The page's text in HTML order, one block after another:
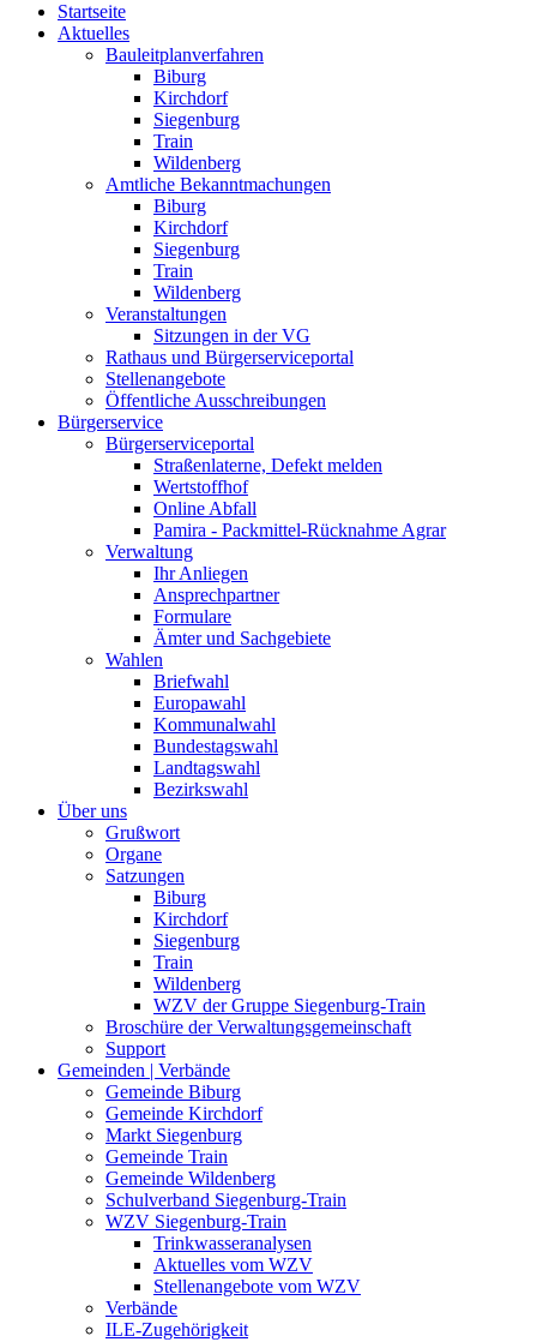
Startseite
Aktuelles
Bauleitplanverfahren
Biburg
Kirchdorf
Siegenburg
Train
Wildenberg
Amtliche Bekanntmachungen
Biburg
Kirchdorf
Siegenburg
Train
Wildenberg
Veranstaltungen
Sitzungen in der VG
Rathaus und Bürgerserviceportal
Stellenangebote
Öffentliche Ausschreibungen
Bürgerservice
Bürgerserviceportal
Straßenlaterne, Defekt melden
Wertstoffhof
Online Abfall
Pamira - Packmittel-Rücknahme Agrar
Verwaltung
Ihr Anliegen
Ansprechpartner
Formulare
Ämter und Sachgebiete
Wahlen
Briefwahl
Europawahl
Kommunalwahl
Bundestagswahl
Landtagswahl
Bezirkswahl
Über uns
Grußwort
Organe
Satzungen
Biburg
Kirchdorf
Siegenburg
Train
Wildenberg
WZV der Gruppe Siegenburg-Train
Broschüre der Verwaltungsgemeinschaft
Support
Gemeinden | Verbände
Gemeinde Biburg
Gemeinde Kirchdorf
Markt Siegenburg
Gemeinde Train
Gemeinde Wildenberg
Schulverband Siegenburg-Train
WZV Siegenburg-Train
Trinkwasseranalysen
Aktuelles vom WZV
Stellenangebote vom WZV
Verbände
ILE-Zugehörigkeit